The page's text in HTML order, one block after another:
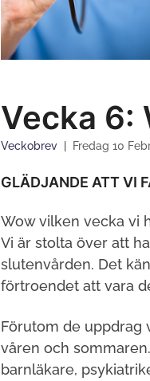
Vecka 6:
Veckobrev Fredag 10
GLÄDJANDE ATT VI
Wow vilken vecka vi
Vi är stolta över att
slutenvården. Det
förtroendet att vara
Förutom de uppdrag
våren och
barnläkare,